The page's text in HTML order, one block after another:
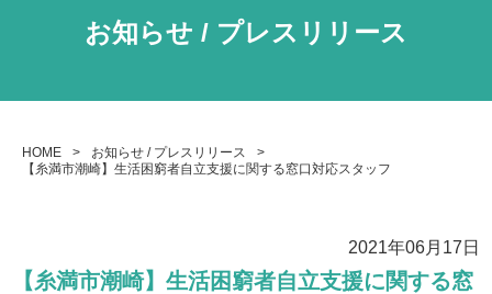
お知らせ / プレスリリース
HOME
お知らせ / プレスリリース
【糸満市潮崎】生活困窮者自立支援に関する窓口対応スタッフ
2021年06月17日
【糸満市潮崎】生活困窮者自立支援に関する窓